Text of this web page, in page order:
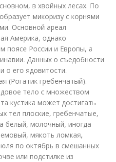
в хвойных лесах. По
микоризу с корнями
Основной ареал
Америка, однако
поясе России и Европы, а
Данных о съедобности
о его ядовитости.
(Рогатик гребенчатый).
тело с множеством
кустика может достигать
тел плоские, гребенчатые,
белый, молочный, иногда
мякоть ломкая,
по октябрь в смешанных
или подстилке из